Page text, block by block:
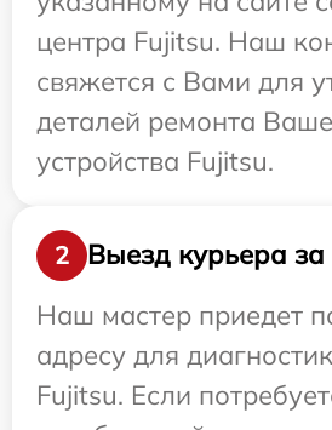
центра Fujitsu. Наш
свяжется с Вами для
деталей ремонта
устройства Fujitsu.
2
Выезд курьера за
Наш мастер приедет
адресу для
Fujitsu. Если